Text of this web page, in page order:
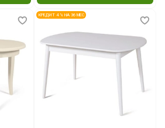
КРЕДИТ 4 % НА 36 МЕС